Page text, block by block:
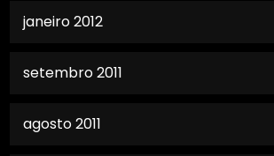
janeiro 2012
setembro 2011
agosto 2011